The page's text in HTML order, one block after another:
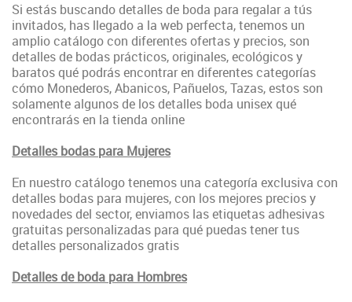
Si estás buscando detalles de boda para regalar a tús
invitados, has llegado a la web perfecta, tenemos un
amplio catálogo con diferentes ofertas y precios, son
detalles de bodas prácticos, originales, ecológicos y
baratos qué podrás encontrar en diferentes categorías
cómo Monederos, Abanicos, Pañuelos, Tazas, estos son
solamente algunos de los detalles boda unisex qué
encontrarás en la tienda online
Detalles bodas para Mujeres
En nuestro catálogo tenemos una categoría exclusiva con
detalles bodas para mujeres, con los mejores precios y
novedades del sector, enviamos las etiquetas adhesivas
gratuitas personalizadas para qué puedas tener tus
detalles personalizados gratis
Detalles de boda para Hombres